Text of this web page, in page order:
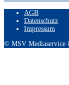
AGB
Datenschutz
Impressum
© MSV Mediaservice